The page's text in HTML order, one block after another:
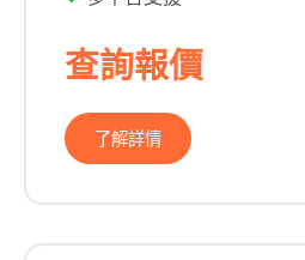
查詢報價
了解詳情